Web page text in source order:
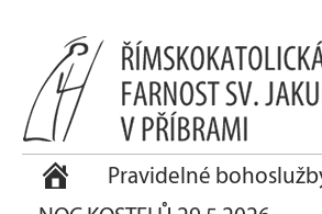
Pravidelné